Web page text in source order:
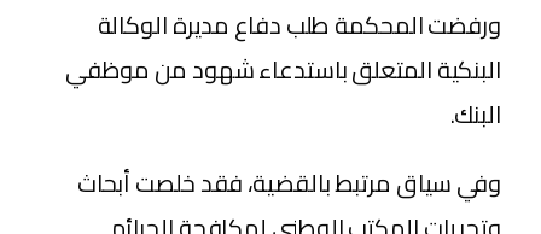
ورفضت المحكمة طلب دفاع مديرة الوكالة
البنكية المتعلق باستدعاء شهود من موظفي
البنك.
وفي سياق مرتبط بالقضية، فقد خلصت أبحاث